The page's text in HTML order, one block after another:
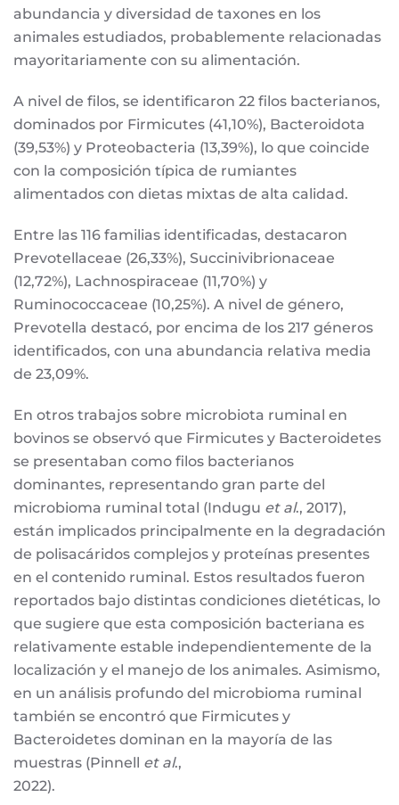
abundancia y diversidad de taxones en los
animales estudiados, probablemente relacionadas
mayoritariamente con su alimentación.
A nivel de filos, se identificaron 22 filos bacterianos,
dominados por Firmicutes (41,10%), Bacteroidota
(39,53%) y Proteobacteria (13,39%), lo que coincide
con la composición típica de rumiantes
alimentados con dietas mixtas de alta calidad.
Entre las 116 familias identificadas, destacaron
Prevotellaceae (26,33%), Succinivibrionaceae
(12,72%), Lachnospiraceae (11,70%) y
Ruminococcaceae (10,25%). A nivel de género,
Prevotella destacó, por encima de los 217 géneros
identificados, con una abundancia relativa media
de 23,09%.
En otros trabajos sobre microbiota ruminal en
bovinos se observó que Firmicutes y Bacteroidetes
se presentaban como filos bacterianos
dominantes, representando gran parte del
microbioma ruminal total (Indugu et al., 2017),
están implicados principalmente en la degradación
de polisacáridos complejos y proteínas presentes
en el contenido ruminal. Estos resultados fueron
reportados bajo distintas condiciones dietéticas, lo
que sugiere que esta composición bacteriana es
relativamente estable independientemente de la
localización y el manejo de los animales. Asimismo,
en un análisis profundo del microbioma ruminal
también se encontró que Firmicutes y
Bacteroidetes dominan en la mayoría de las
muestras (Pinnell et al.,
2022).